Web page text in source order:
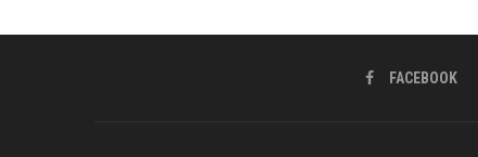
FACEBOOK